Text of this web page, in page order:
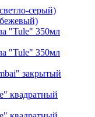
серый)
"Tule" 350мл
"Tule" 350мл
закрытый
квадратный